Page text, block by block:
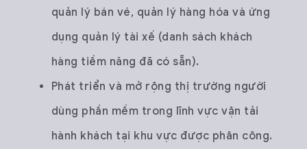
quản lý bán vé, quản lý hàng hóa và ứng
dụng quản lý tài xế (danh sách khách
hàng tiềm năng đã có sẵn).
Phát triển và mở rộng thị trường người
dùng phần mềm trong lĩnh vực vận tải
hành khách tại khu vực được phân công.